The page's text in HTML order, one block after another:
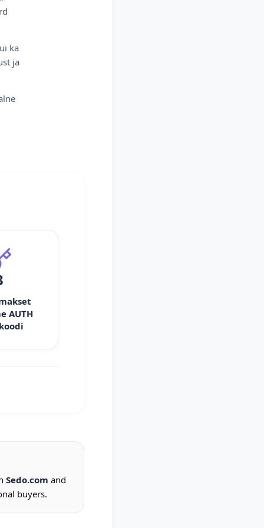
ka
ja
AUTH
Sedo.com and
buyers.